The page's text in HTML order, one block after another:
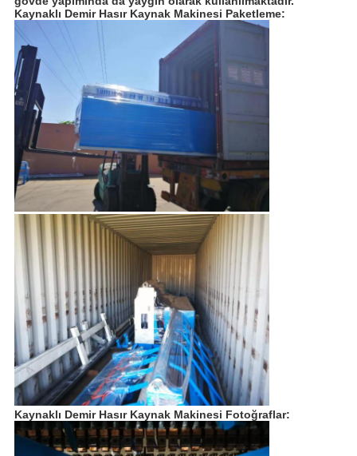
Kaynaklı Demir Hasır Kaynak Makinesi Paketleme:
Kaynaklı Demir Hasır Kaynak Makinesi Fotoğraflar: